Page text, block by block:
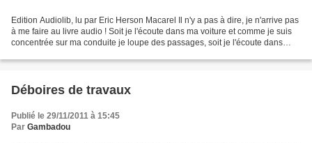
Edition Audiolib, lu par Eric Herson Macarel Il n'y a pas à dire, je n'arrive pas
à me faire au livre audio ! Soit je l'écoute dans ma voiture et comme je suis
concentrée sur ma conduite je loupe des passages, soit je l'écoute dans
Déboires de travaux
Publié le 29/11/2011 à 15:45
Par Gambadou